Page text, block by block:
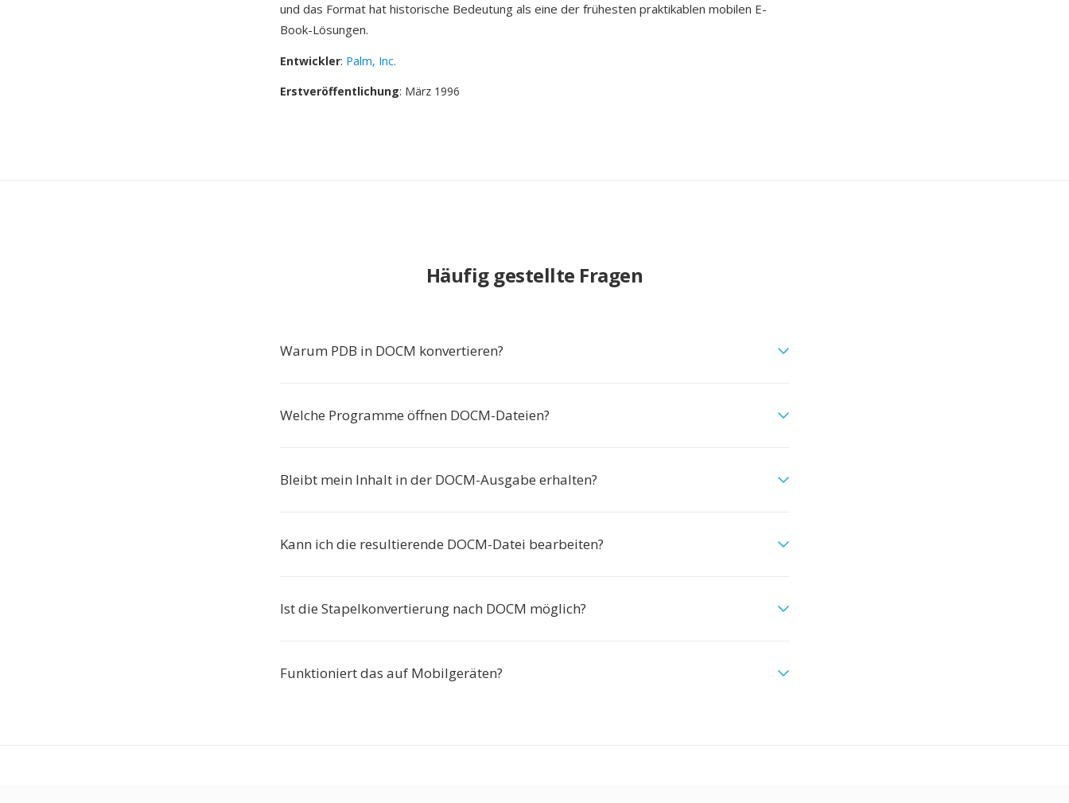
und das Format hat historische Bedeutung als eine der frühesten praktikablen mobilen E-
Book-Lösungen.
Entwickler: Palm, Inc.
Erstveröffentlichung: März 1996
Häufig gestellte Fragen
Warum PDB in DOCM konvertieren?
Welche Programme öffnen DOCM-Dateien?
Bleibt mein Inhalt in der DOCM-Ausgabe erhalten?
Kann ich die resultierende DOCM-Datei bearbeiten?
Ist die Stapelkonvertierung nach DOCM möglich?
Funktioniert das auf Mobilgeräten?